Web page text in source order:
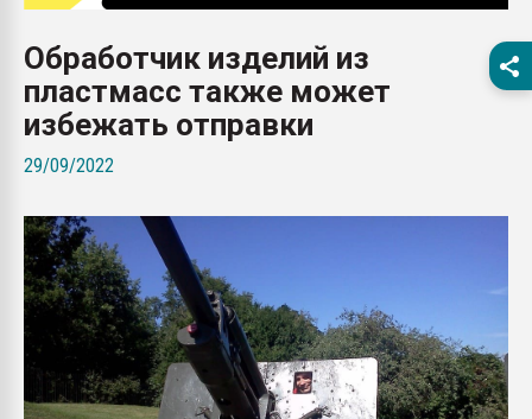
бутылок
Материал поверхности
вакуумного
ПЕРЕЙТИ НА
Обработчик изделий из
пластмасс также может
избежать отправки
29/09/2022